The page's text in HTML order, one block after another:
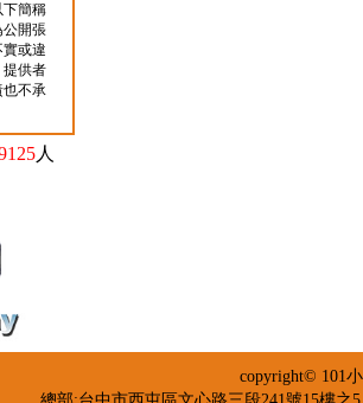
下簡稱
公開張
或違
提供者
也不承
人
copyright©